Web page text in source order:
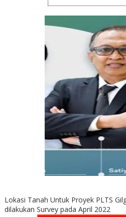
Lokasi Tanah Untuk Proyek PLTS
dilakukan Survey pada April 2022